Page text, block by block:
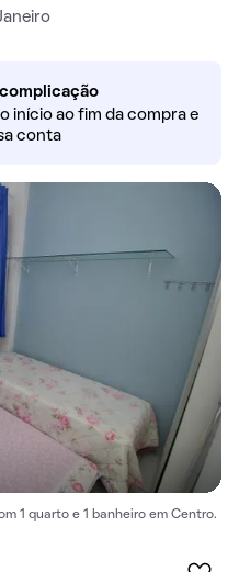
início ao fim da compra e
conta
1 quarto e 1 banheiro em Centro.